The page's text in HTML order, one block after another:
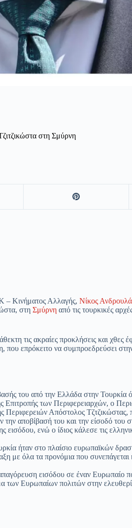
στη Σμύρνη
– Κινήματος Αλλαγής, Νίκος
στη Σμύρνη από τις τουρκικές
τις ακραίες προκλήσεις και χθες
που επρόκειτο να συμπροεδρεύσει
του από την Ελλάδα στην Τουρκία
των Περιφερειαρχών, ο
Απόστολος Τζτζικώστας,
αποβίβασή του και την είσοδό του
ενώ ο ίδιος κάλεσε τις
ήταν στο πλαίσιο ευρωπαϊκών
με όλα τα προνόμια που
εισόδου σε έναν Ευρωπαίο
Ευρωπαίων πολιτών στην